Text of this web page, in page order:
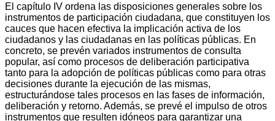
El capítulo IV ordena las disposiciones generales sobre los
instrumentos de participación ciudadana, que constituyen los
cauces que hacen efectiva la implicación activa de los
ciudadanos y las ciudadanas en las políticas públicas. En
concreto, se prevén variados instrumentos de consulta
popular, así como procesos de deliberación participativa
tanto para la adopción de políticas públicas como para otras
decisiones durante la ejecución de las mismas,
estructurándose tales procesos en las fases de información,
deliberación y retorno. Además, se prevé el impulso de otros
instrumentos que resulten idóneos para garantizar una